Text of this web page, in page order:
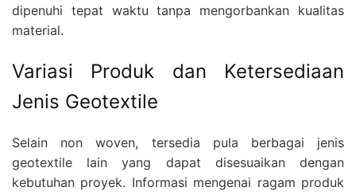
dipenuhi tepat waktu tanpa mengorbankan kualitas
material.
Variasi Produk dan Ketersediaan
Jenis Geotextile
Selain non woven, tersedia pula berbagai jenis
geotextile lain yang dapat disesuaikan dengan
kebutuhan proyek. Informasi mengenai ragam produk